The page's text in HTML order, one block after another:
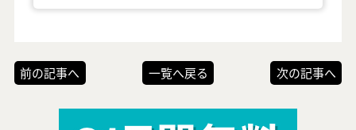
前の記事へ 一覧へ戻る 次の記事へ